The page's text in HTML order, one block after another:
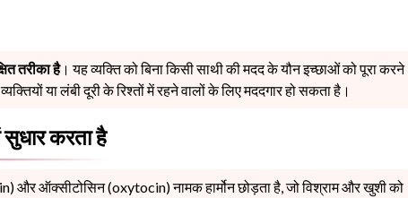
तरीका है। यह व्यक्ति को बिना किसी साथी की मदद के यौन इच्छाओं को पूरा करने
या लंबी दूरी के रिश्तों में रहने वालों के लिए मददगार हो सकता है।
करता है
और ऑक्सीटोसिन (oxytocin) नामक हार्मोन छोड़ता है, जो विश्राम और खुशी को